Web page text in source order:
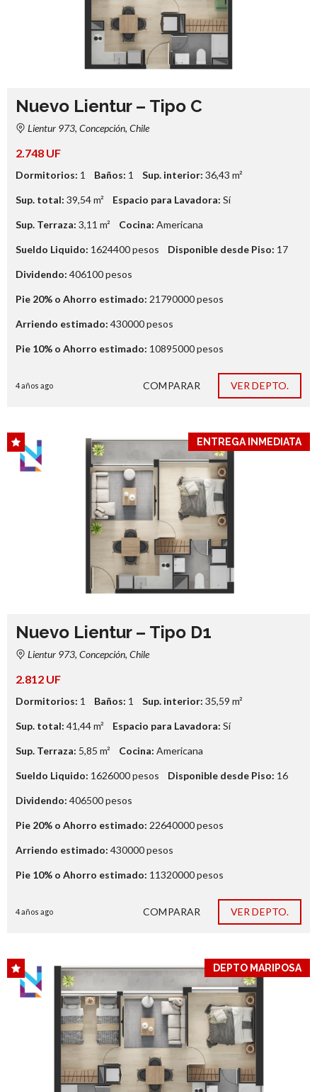
Nuevo Lientur – Tipo C
Lientur 973, Concepción, Chile
2.748 UF
Dormitorios: 1 Baños: 1 Sup. interior: 36,43 m²
Sup. total: 39,54m² Espacio para Lavadora: Sí
Sup. Terraza: 3,11 m² Cocina: Americana
Sueldo Liquido: 1624400pesos Disponible desde Piso: 17
Dividendo: 406100pesos
Pie 20% o Ahorro estimado: 21790000pesos
Arriendo estimado: 430000pesos
Pie 10% o Ahorro estimado: 10895000pesos
4 años ago COMPARAR VER DEPTO.
ENTREGA INMEDIATA
Nuevo Lientur – Tipo D1
Lientur 973, Concepción, Chile
2.812 UF
Dormitorios: 1 Baños: 1 Sup. interior: 35,59 m²
Sup. total: 41,44m² Espacio para Lavadora: Sí
Sup. Terraza: 5,85 m² Cocina: Americana
Sueldo Liquido: 1626000pesos Disponible desde Piso: 16
Dividendo: 406500pesos
Pie 20% o Ahorro estimado: 22640000pesos
Arriendo estimado: 430000pesos
Pie 10% o Ahorro estimado: 11320000pesos
4 años ago COMPARAR VER DEPTO.
DEPTO MARIPOSA